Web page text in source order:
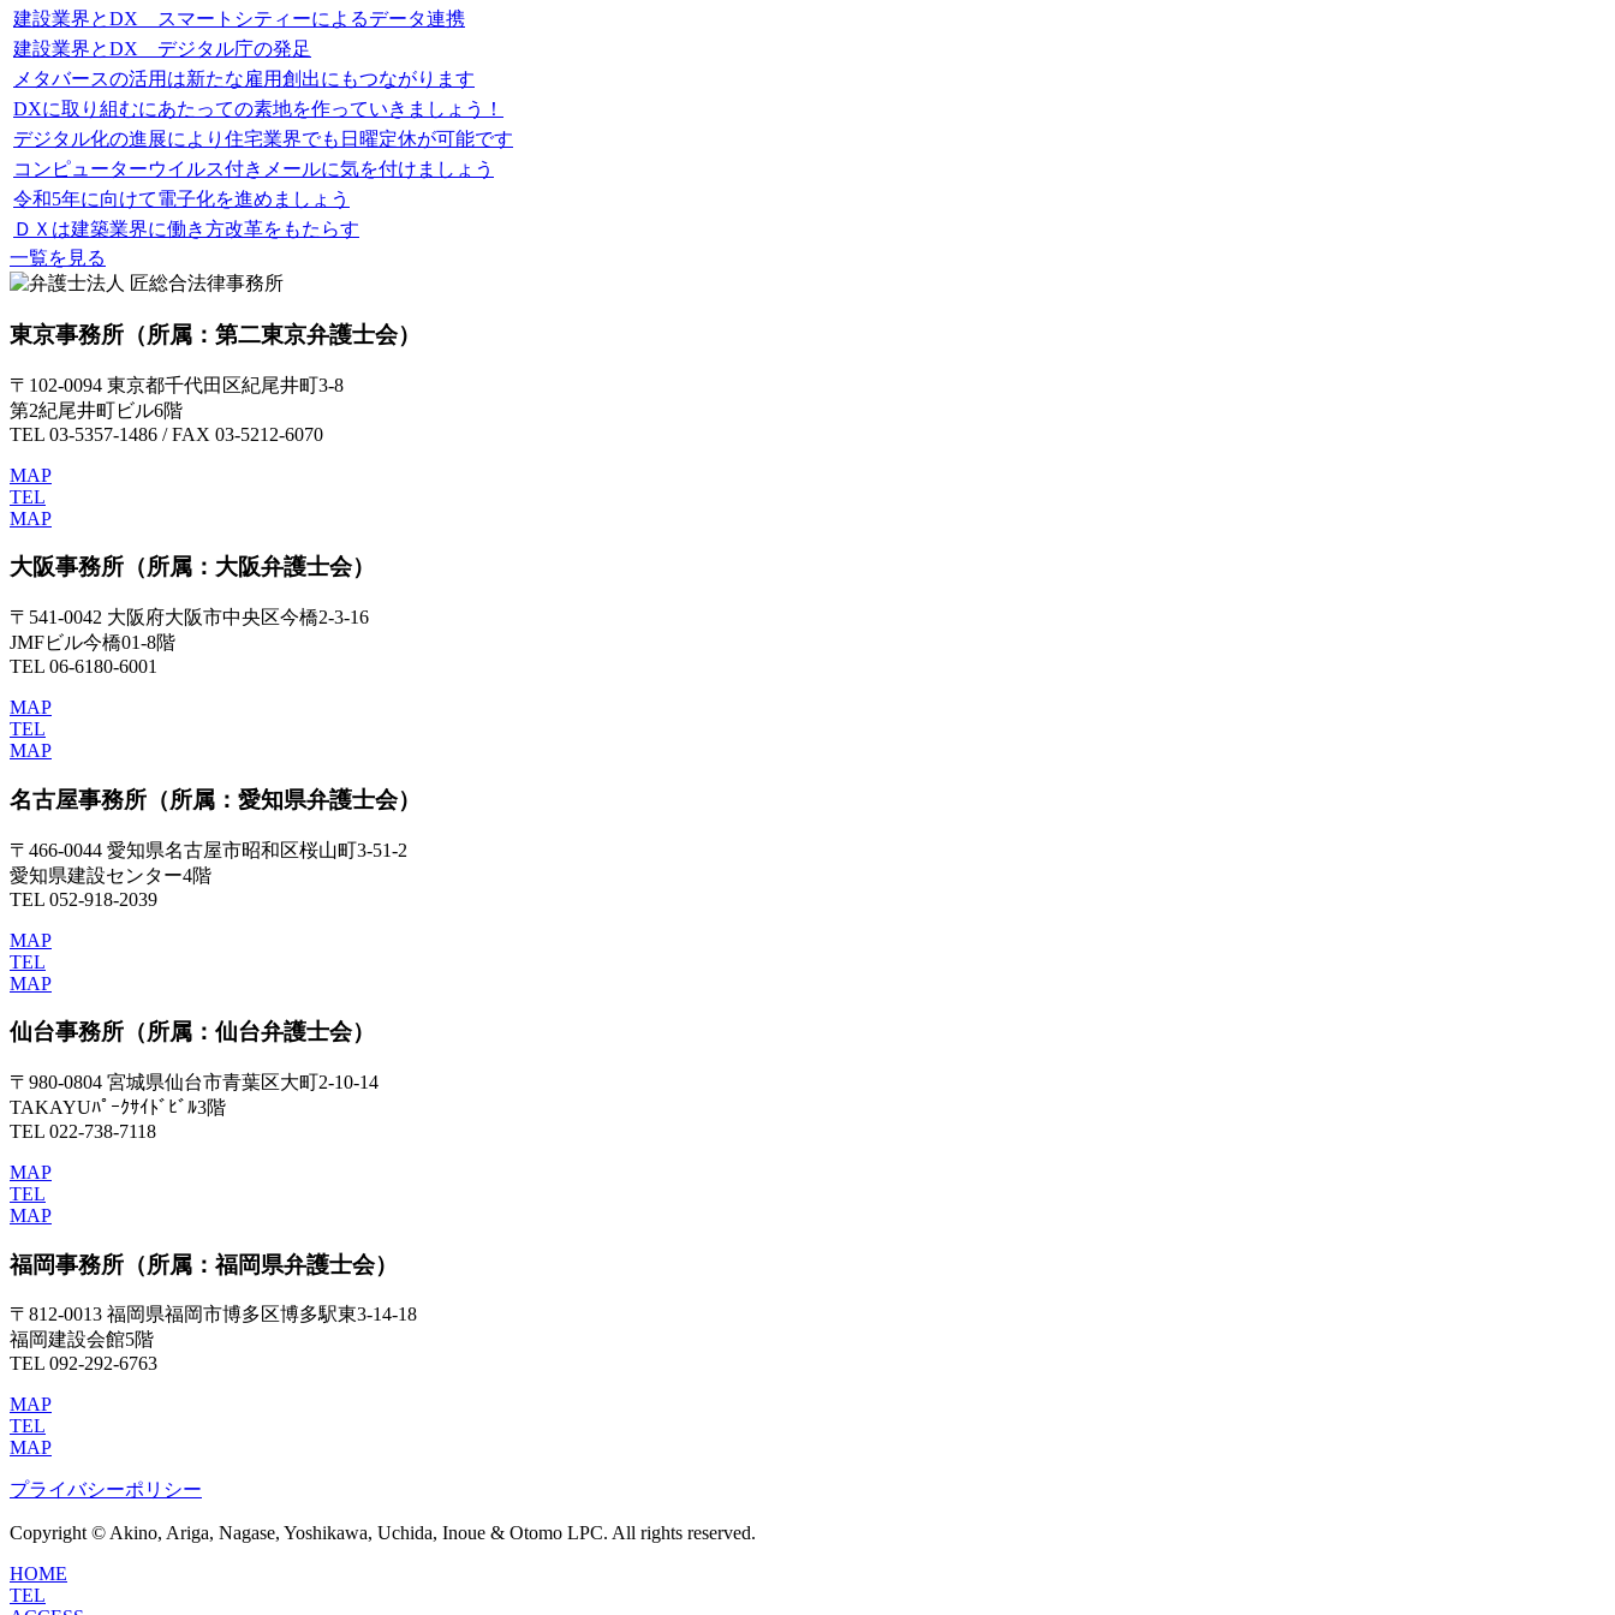
建設業界とDX スマートシティーによるデータ連携
建設業界とDX デジタル庁の発足
メタバースの活用は新たな雇用創出にもつながります
DXに取り組むにあたっての素地を作っていきましょう！
デジタル化の進展により住宅業界でも日曜定休が可能です
コンピューターウイルス付きメールに気を付けましょう
令和5年に向けて電子化を進めましょう
ＤＸは建築業界に働き方改革をもたらす
一覧を見る
東京事務所 （所属：第二東京弁護士会）
〒102-0094 東京都千代田区紀尾井町3-8
第2紀尾井町ビル6階
TEL 03-5357-1486 / FAX 03-5212-6070
MAP
TEL
MAP
大阪事務所 （所属：大阪弁護士会）
〒541-0042 大阪府大阪市中央区今橋2-3-16
JMFビル今橋01-8階
TEL 06-6180-6001
MAP
TEL
MAP
名古屋事務所 （所属：愛知県弁護士会）
〒466-0044 愛知県名古屋市昭和区桜山町3-51-2
愛知県建設センター4階
TEL 052-918-2039
MAP
TEL
MAP
仙台事務所 （所属：仙台弁護士会）
〒980-0804 宮城県仙台市青葉区大町2-10-14
TAKAYUﾊﾟｰｸｻｲﾄﾞﾋﾞﾙ3階
TEL 022-738-7118
MAP
TEL
MAP
福岡事務所 （所属：福岡県弁護士会）
〒812-0013 福岡県福岡市博多区博多駅東3-14-18
福岡建設会館5階
TEL 092-292-6763
MAP
TEL
MAP
プライバシーポリシー
Copyright © Akino, Ariga, Nagase, Yoshikawa, Uchida, Inoue & Otomo LPC. All rights reserved.
HOME
TEL